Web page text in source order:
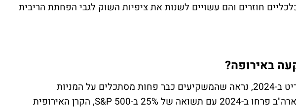
חוזרים והם עשויים לשנות את ציפיות השוק לגבי הפחתת הריבית
באירופה?
על רקע העליות בוול סטריט ב-2024, נראה שהמשקיעים כבר פחות מסתכלים על המניות
האירופאיות. בעוד שוקי ארה"ב פרחו ב-2024 עם תשואה של 25% ב-S&P 500, הקרן האירופית